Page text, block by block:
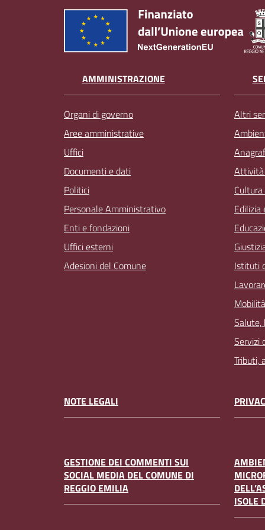
AMMINISTRAZIONE
Organi di governo
Aree amministrative
Uffici
Documenti e dati
Politici
Personale Amministrativo
Enti e fondazioni
Uffici esterni
Adesioni del Comune
Altri
Attività
Edilizia
Istituti
Salute,
Servizi
Tributi,
NOTE LEGALI
GESTIONE DEI COMMENTI SUI
SOCIAL MEDIA DEL COMUNE DI
REGGIO EMILIA
ISOLE